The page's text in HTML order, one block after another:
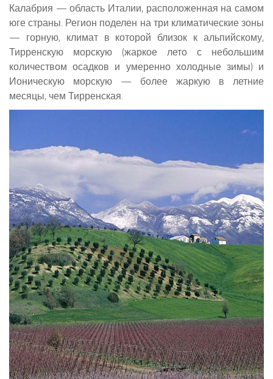
Калабрия — область Италии, расположенная на самом
юге страны. Регион поделен на три климатические зоны
— горную, климат в которой близок к альпийскому,
Тирренскую морскую (жаркое лето с небольшим
количеством осадков и умеренно холодные зимы) и
Ионическую морскую — более жаркую в летние
месяцы, чем Тирренская.